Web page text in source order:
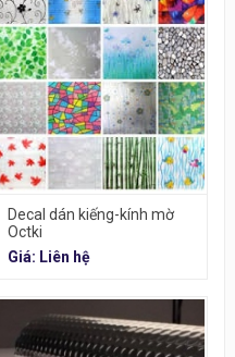
Decal dán kiếng-kính mờ
Octki
Giá: Liên hệ